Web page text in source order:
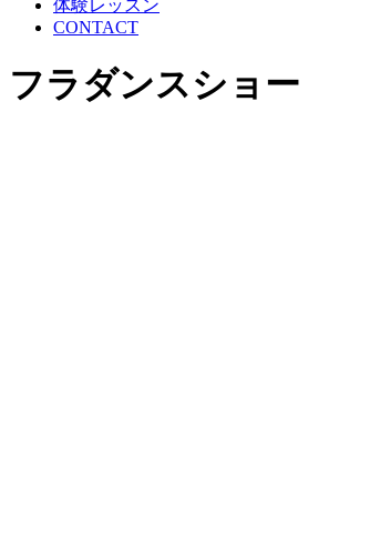
体験レッスン
CONTACT
フラダンスショー